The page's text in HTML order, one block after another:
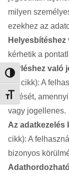
Nagy kontraszt
Betűméret váltása
milyen
ezekhez az
Helyesbítéshez
kérhetik a
Törléshez való
17. cikk): A
törlését,
vagy jogellenes.
Az adatkezelés
cikk): A
bizonyos